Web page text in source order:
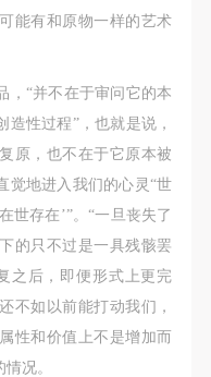
能有和原物一样的艺术
，“并不在于审问它的本
性过程”，也就是说，
原，也不在于它原本被
觉地进入我们的心灵“世
世存在’”。“一旦丧失了
的只不过是一具残骸罢
之后，即便形式上更完
不如以前能打动我们，
性和价值上不是增加而
况。